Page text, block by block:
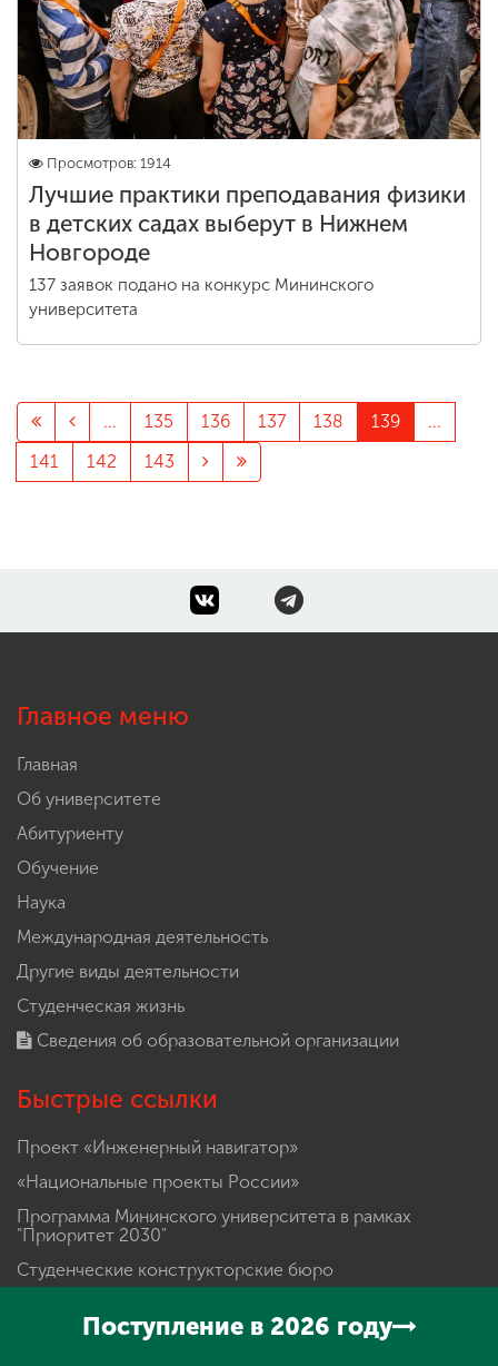
Просмотров: 1914
Лучшие практики преподавания физики
в детских садах выберут в Нижнем
Новгороде
137 заявок подано на конкурс Мининского
университета
... 135 136 137 138 139
...
141
142 143
Главное меню
Главная
Об университете
Абитуриенту
Обучение
Наука
Международная деятельность
Другие виды деятельности
Студенческая жизнь
Сведения об образовательной организации
Быстрые ссылки
Проект «Инженерный навигатор»
«Национальные проекты России»
Программа Мининского университета в рамках
"Приоритет 2030"
Студенческие конструкторские бюро
АбитуриентуПоступление в 2026 году